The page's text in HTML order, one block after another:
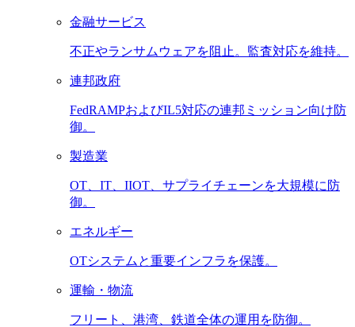
金融サービス
不正やランサムウェアを阻止。監査対応を維持。
連邦政府
FedRAMPおよびIL5対応の連邦ミッション向け防
御。
製造業
OT、IT、IIOT、サプライチェーンを大規模に防
御。
エネルギー
OTシステムと重要インフラを保護。
運輸・物流
フリート、港湾、鉄道全体の運用を防御。